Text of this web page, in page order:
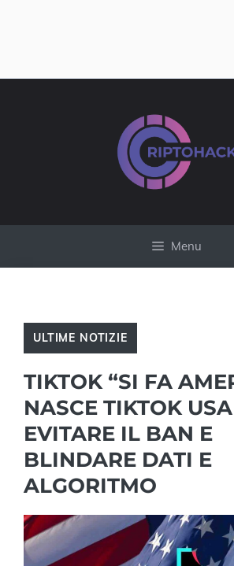
Menu
ULTIME NOTIZIE
TIKTOK “SI FA
NASCE TIKTOK
EVITARE IL BAN E
BLINDARE DATI E
ALGORITMO